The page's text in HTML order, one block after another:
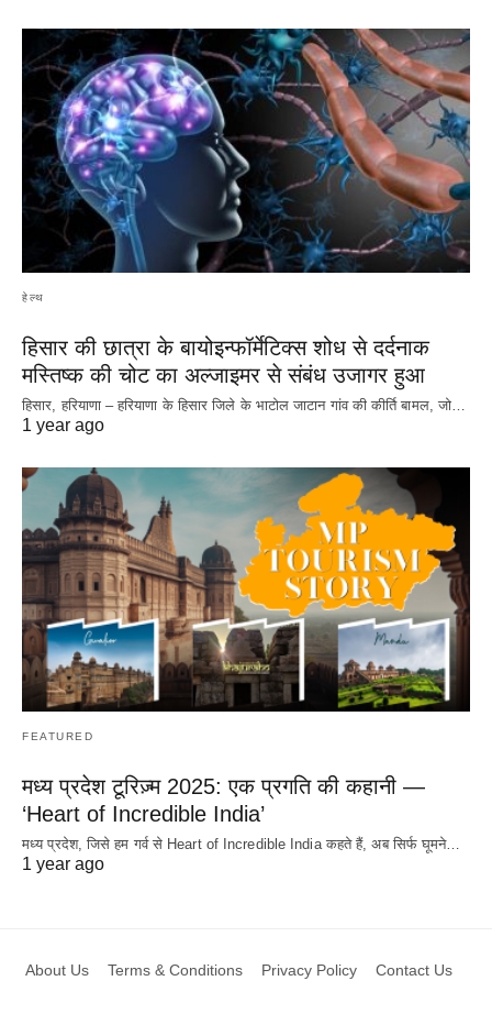
हेल्थ
हिसार की छात्रा के बायोइन्फॉर्मेटिक्स शोध से दर्दनाक
मस्तिष्क की चोट का अल्जाइमर से संबंध उजागर हुआ
हिसार, हरियाणा – हरियाणा के हिसार जिले के भाटोल जाटान गांव की कीर्ति बामल, जो…
1 year ago
FEATURED
मध्य प्रदेश टूरिज़्म 2025: एक प्रगति की कहानी —
‘Heart of Incredible India’
मध्य प्रदेश, जिसे हम गर्व से Heart of Incredible India कहते हैं, अब सिर्फ घूमने…
1 year ago
About Us Terms & Conditions Privacy Policy Contact Us